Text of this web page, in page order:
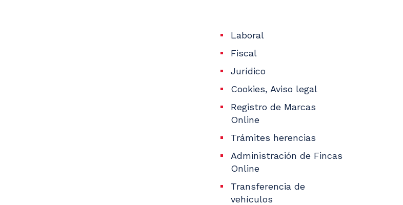
Laboral
Fiscal
Jurídico
Cookies, Aviso legal
Registro de Marcas
Online
Trámites herencias
Administración de Fincas
Online
Transferencia de
vehículos